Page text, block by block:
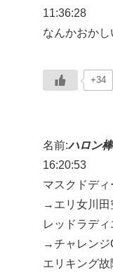
11:36:28
なんかおかし
+34
名前:ハロン
16:20:53
マスクドデ
→エリ女川田
レッドラデ
→チャレンジ
エリキング